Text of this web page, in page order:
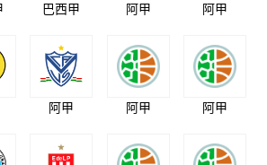
巴西甲 阿甲 阿甲
阿甲 阿甲 阿甲